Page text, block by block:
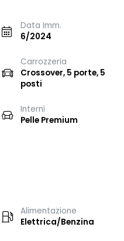
Data Imm.
6/2024
Carrozzeria
Crossover, 5 porte, 5
posti
Interni
Pelle Premium
Alimentazione
Elettrica/Benzina